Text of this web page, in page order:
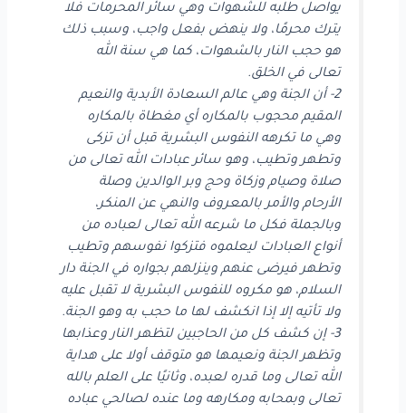
يواصل طلبه للشهوات وهي سائر المحرمات فلا
يترك محرمًا، ولا ينهض بفعل واجب، وسبب ذلك
هو حجب النار بالشهوات، كما هي سنة الله
تعالى في الخلق.
2- أن الجنة وهي عالم السعادة الأبدية والنعيم
المقيم محجوب بالمكاره أي مغطاة بالمكاره
وهي ما تكرهه النفوس البشرية قبل أن تزكى
وتطهر وتطيب، وهو سائر عبادات الله تعالى من
صلاة وصيام وزكاة وحج وبر الوالدين وصلة
الأرحام والأمر بالمعروف والنهي عن المنكر،
وبالجملة فكل ما شرعه الله تعالى لعباده من
أنواع العبادات ليعلموه فتزكوا نفوسهم وتطيب
وتطهر فيرضى عنهم وينزلهم بجواره في الجنة دار
السلام، هو مكروه للنفوس البشرية لا تقبل عليه
ولا تأتيه إلا إذا انكشف لها ما حجب به وهو الجنة.
3- إن كشف كل من الحاجبين لتظهر النار وعذابها
وتظهر الجنة ونعيمها هو متوقف أولا على هداية
الله تعالى وما قدره لعبده، وثانيًا على العلم بالله
تعالى وبمحابه ومكارهه وما عنده لصالحي عباده